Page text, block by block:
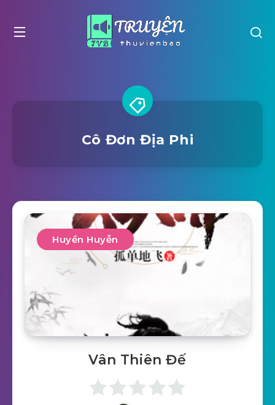
Cô Đơn Địa Phi
Huyền Huyễn
Vân Thiên Đế